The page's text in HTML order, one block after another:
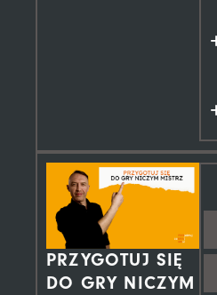
PRZYGOTUJ SIĘ
DO GRY NICZYM